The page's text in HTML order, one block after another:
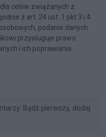
celów związanych z
z art. 24 ust. 1 pkt 3 i 4
podanie danych
przysługuje prawo
i ich poprawiania.
Bądź pierwszy, dodaj